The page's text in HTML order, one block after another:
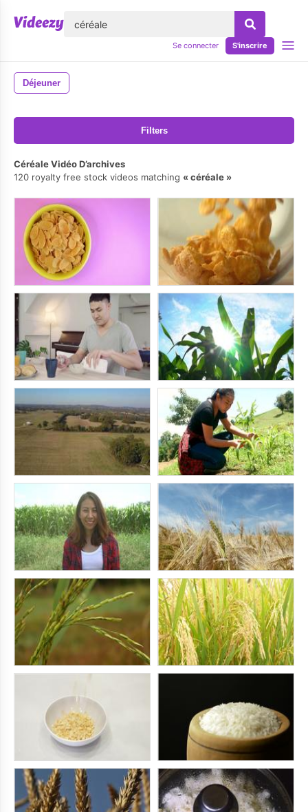
Se connecter S'inscrire
Déjeuner
Filters
Céréale Vidéo D’archives
120 royalty free stock videos matching
céréale